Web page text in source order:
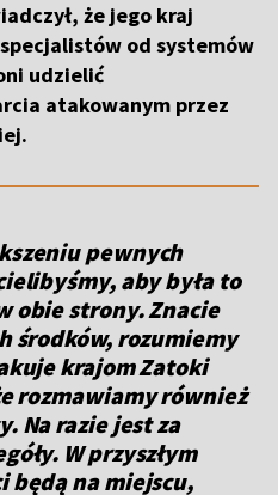
że jego kraj
od systemów
udzielić
atakowanym przez
pewnych
aby była to
obie strony. Znacie
środków, rozumiemy
krajom Zatoki
rozmawiamy również
Na razie jest za
W przyszłym
będą na miejscu,